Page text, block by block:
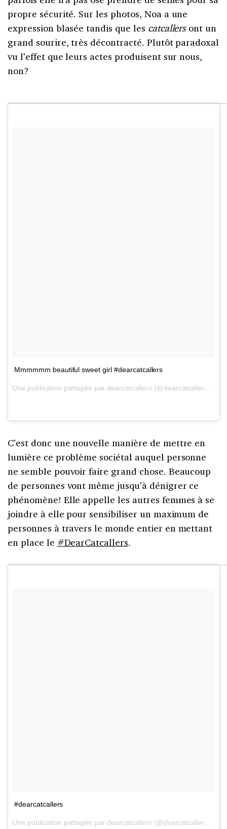
propre sécurité. Sur les photos, Noa a une
expression blasée tandis que les catcallersont un
grand sourire, très décontracté. Plutôt paradoxal
vu l’effet que leurs actes produisent sur nous,
non?
Mmmmmm beautiful sweet girl #dearcatcallers
C’est donc une nouvelle manière de mettre en
lumière ce problème sociétal auquel personne
ne semble pouvoir faire grand chose. Beaucoup
de personnes vont même jusqu’à dénigrer ce
phénomène! Elle appelle les autres femmes à se
joindre à elle pour sensibiliser un maximum de
personnes à travers le monde entier en mettant
en place le #DearCatcallers.
#dearcatcallers